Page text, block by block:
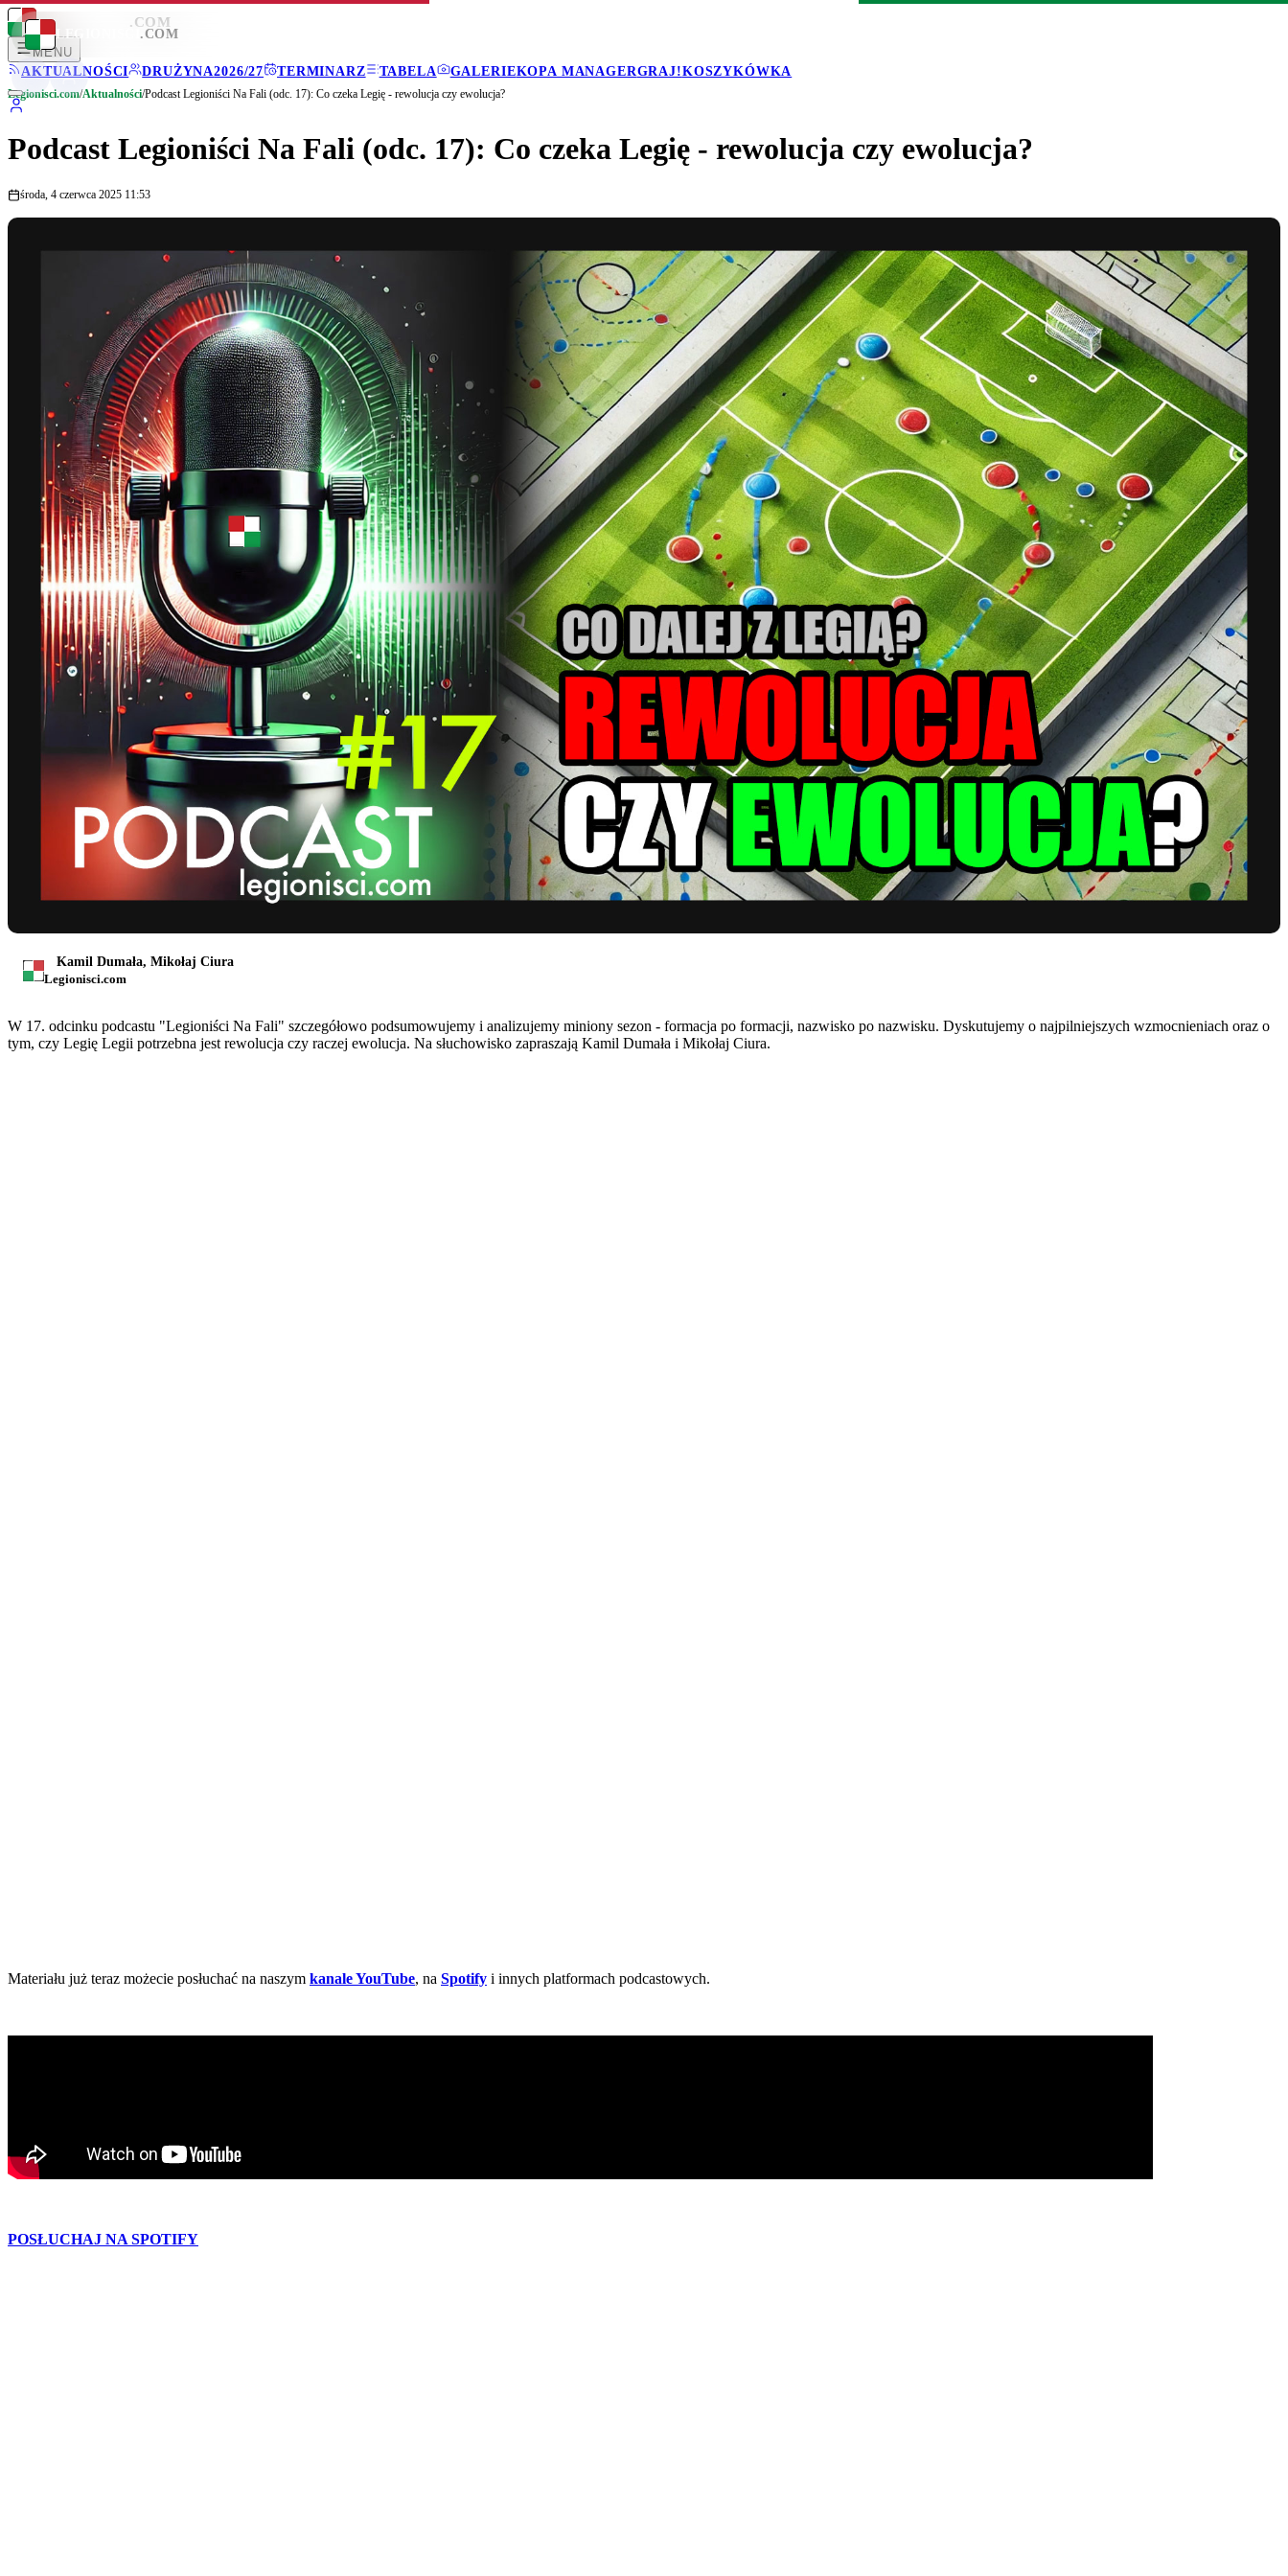
LEGIONISCI .COM
MENU
AKTUALNOŚCI
DRUŻYNA2026/27 TERMINARZ TABELA GALERIEKOPA MANAGERGRAJ!KOSZYKÓWKA
LEGIONISCI .COM
Legionisci.com/Aktualności/Podcast Legioniści Na Fali (odc. 17): Co czeka Legię - rewolucja czy ewolucja?
Podcast Legioniści Na Fali (odc. 17): Co czeka Legię - rewolucja czy ewolucja?
środa, 4 czerwca 2025 11:53
Kamil Dumała, Mikołaj Ciura
Legionisci.com
W 17. odcinku podcastu "Legioniści Na Fali" szczegółowo podsumowujemy i analizujemy miniony sezon - formacja po formacji, nazwisko po nazwisku. Dyskutujemy o najpilniejszych wzmocnieniach oraz o
tym, czy Legię Legii potrzebna jest rewolucja czy raczej ewolucja. Na słuchowisko zapraszają Kamil Dumała i Mikołaj Ciura.
Materiału już teraz możecie posłuchać na naszym kanale YouTube, na Spotify i innych platformach podcastowych.
POSŁUCHAJ NA SPOTIFY